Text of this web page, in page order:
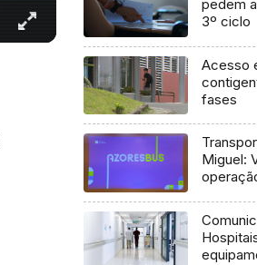
pedem
3º ciclo
Acesso
fases
Miguel: